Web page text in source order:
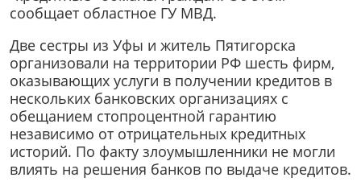
сообщает областное ГУ МВД.
Две сестры из Уфы и житель Пятигорска
организовали на территории РФ шесть фирм,
оказывающих услуги в получении кредитов в
нескольких банковских организациях с
обещанием стопроцентной гарантию
независимо от отрицательных кредитных
историй. По факту злоумышленники не могли
влиять на решения банков по выдаче кредитов.